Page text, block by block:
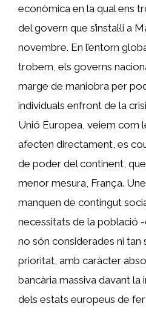
econòmica en la qual ens
del govern que s’instal·li a
novembre. En l’entorn
trobem, els governs
marge de maniobra per
individuals enfront de la
Unió Europea, veiem com
afecten directament, es
de poder del continent,
menor mesura, França.
manquen de contingut
necessitats de la població
no són considerades ni tan
prioritat, amb caràcter
bancària massiva davant
dels estats europeus de